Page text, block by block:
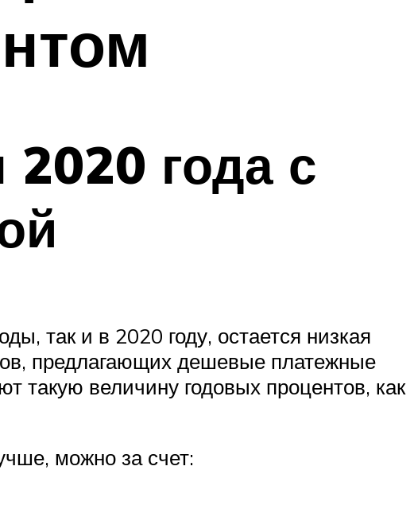
года с
так и в 2020 году, остается низкая
предлагающих дешевые платежные
такую величину годовых процентов, как
можно за счет: